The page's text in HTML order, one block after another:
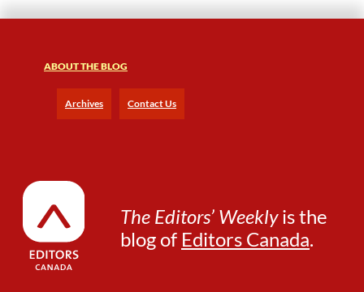
ABOUT THE BLOG
Archives Contact Us
The Editors’ Weeklyis the
blog of Editors Canada.